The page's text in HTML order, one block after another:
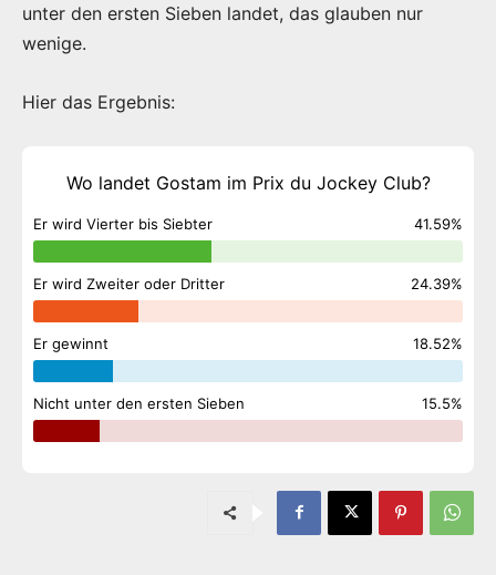
unter den ersten Sieben landet, das glauben nur
wenige.
Hier das Ergebnis:
Wo landet Gostam im Prix du Jockey Club?
Er wird Vierter bis Siebter 41.59%
Er wird Zweiter oder Dritter 24.39%
Er gewinnt 18.52%
Nicht unter den ersten Sieben 15.5%